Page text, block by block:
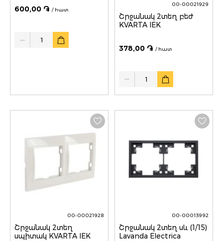
600,00 ֏ / հատ
Quantity
00-00021929
Շրջանակ 2տեղ բեժ
KVARTA IEK
378,00 ֏ / հատ
Quantity
00-00021928
Շրջանակ 2տեղ
սպիտակ KVARTA IEK
00-00013992
Շրջանակ 2տեղ սև (1/15)
Lavanda Electrica